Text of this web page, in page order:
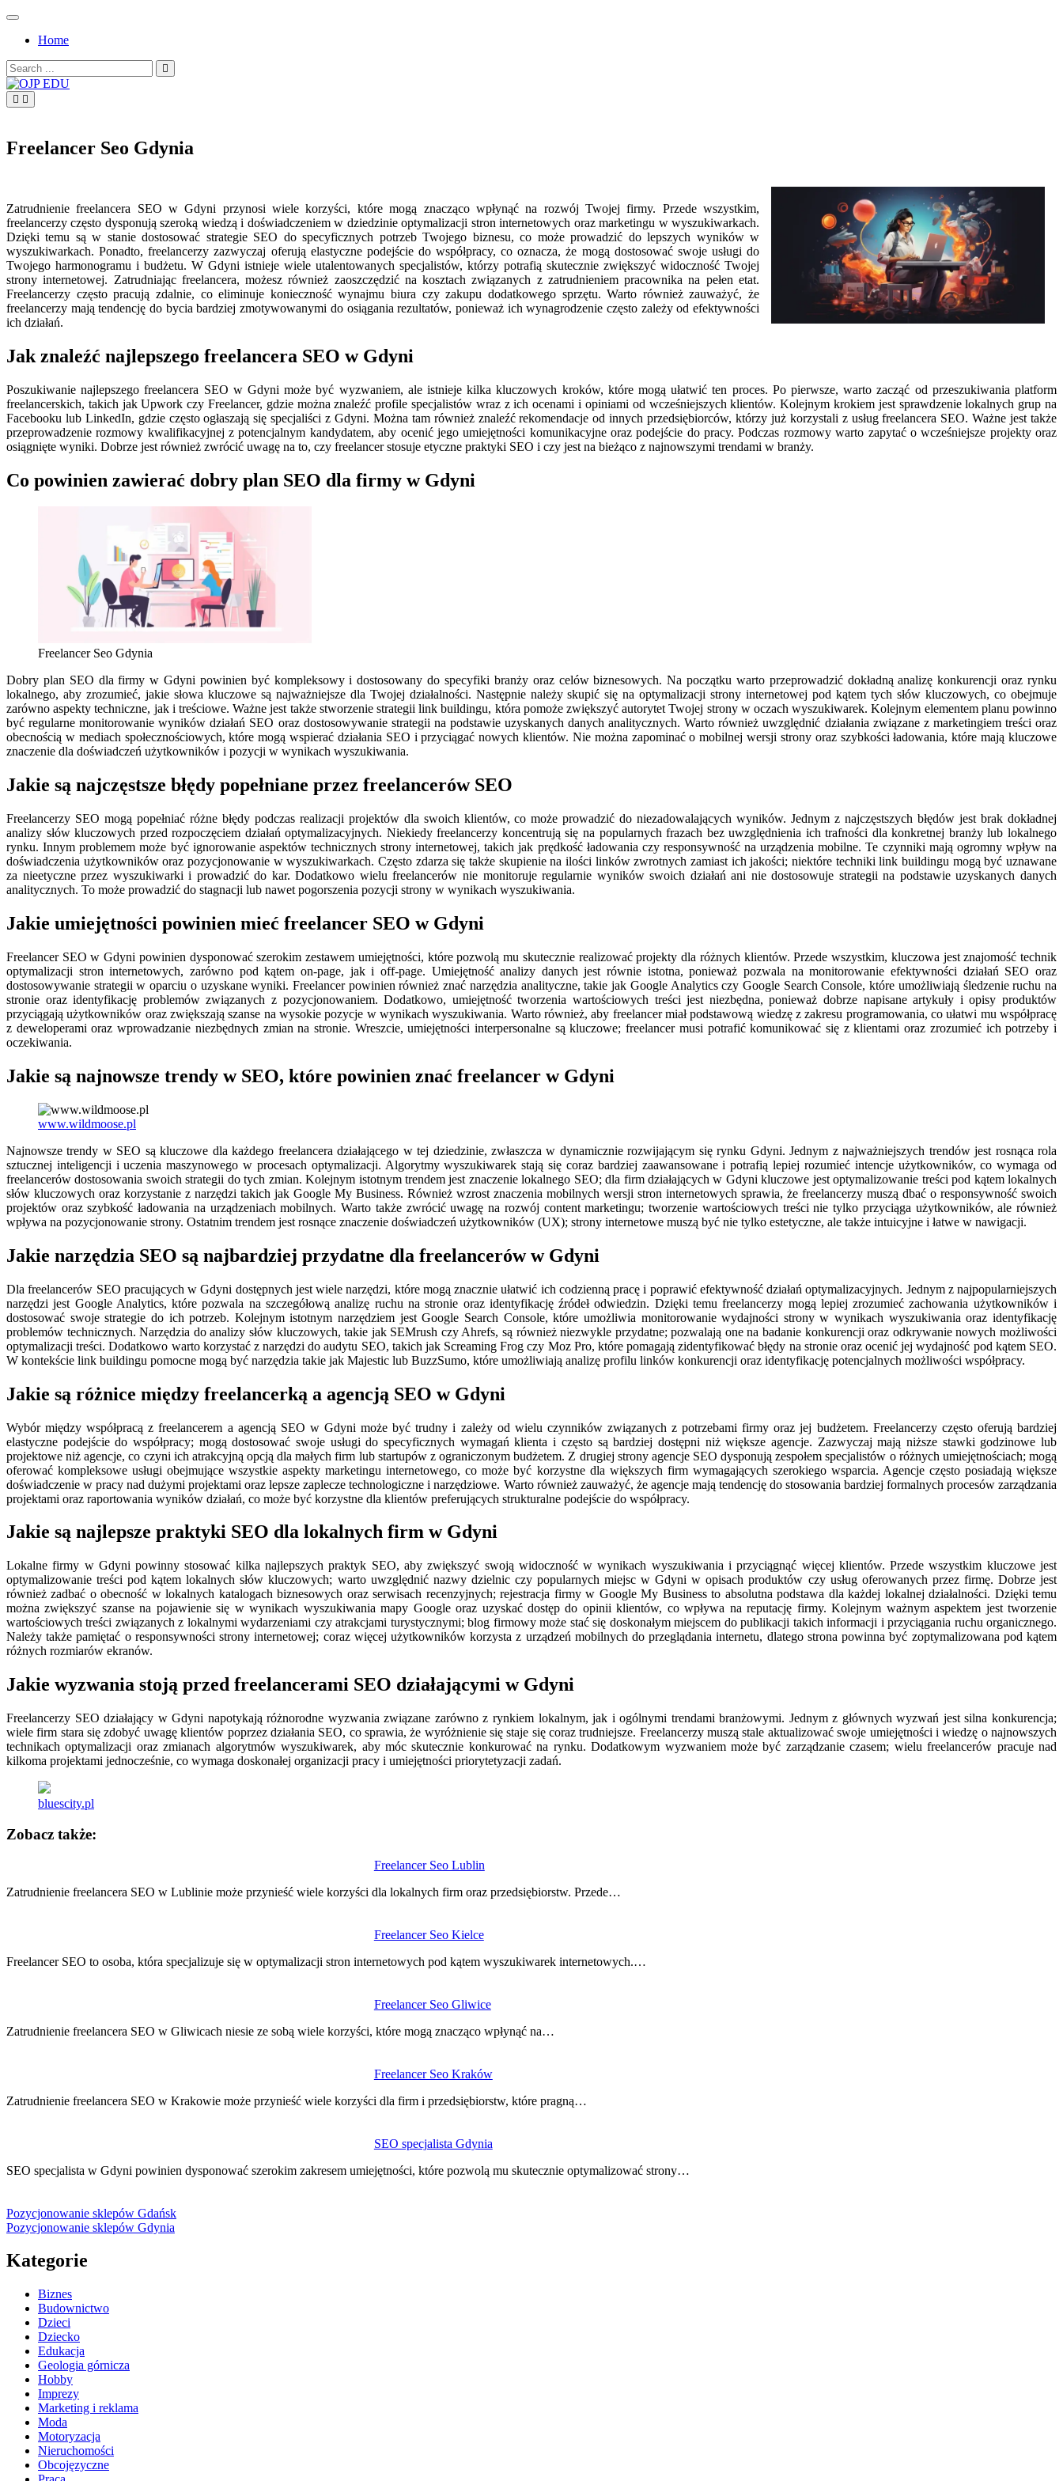
Skip
contentHome
Search
for:
Freelancer Seo Gdynia
Zatrudnienie freelancera SEO w Gdyni przynosi wiele korzyści, które mogą znacząco wpłynąć na rozwój Twojej firmy. Przede wszystkim,
freelancerzy często dysponują szeroką wiedzą i doświadczeniem w dziedzinie optymalizacji stron internetowych oraz marketingu w wyszukiwarkach.
Dzięki temu są w stanie dostosować strategie SEO do specyficznych potrzeb Twojego biznesu, co może prowadzić do lepszych wyników w
wyszukiwarkach. Ponadto, freelancerzy zazwyczaj oferują elastyczne podejście do współpracy, co oznacza, że mogą dostosować swoje usługi do
Twojego harmonogramu i budżetu. W Gdyni istnieje wiele utalentowanych specjalistów, którzy potrafią skutecznie zwiększyć widoczność Twojej
strony internetowej. Zatrudniając freelancera, możesz również zaoszczędzić na kosztach związanych z zatrudnieniem pracownika na pełen etat.
Freelancerzy często pracują zdalnie, co eliminuje konieczność wynajmu biura czy zakupu dodatkowego sprzętu. Warto również zauważyć, że
freelancerzy mają tendencję do bycia bardziej zmotywowanymi do osiągania rezultatów, ponieważ ich wynagrodzenie często zależy od efektywności
ich działań.
Jak znaleźć najlepszego freelancera SEO w Gdyni
Poszukiwanie najlepszego freelancera SEO w Gdyni może być wyzwaniem, ale istnieje kilka kluczowych kroków, które mogą ułatwić ten proces. Po pierwsze, warto zacząć od przeszukiwania platform
freelancerskich, takich jak Upwork czy Freelancer, gdzie można znaleźć profile specjalistów wraz z ich ocenami i opiniami od wcześniejszych klientów. Kolejnym krokiem jest sprawdzenie lokalnych grup na
Facebooku lub LinkedIn, gdzie często ogłaszają się specjaliści z Gdyni. Można tam również znaleźć rekomendacje od innych przedsiębiorców, którzy już korzystali z usług freelancera SEO. Ważne jest także
przeprowadzenie rozmowy kwalifikacyjnej z potencjalnym kandydatem, aby ocenić jego umiejętności komunikacyjne oraz podejście do pracy. Podczas rozmowy warto zapytać o wcześniejsze projekty oraz
osiągnięte wyniki. Dobrze jest również zwrócić uwagę na to, czy freelancer stosuje etyczne praktyki SEO i czy jest na bieżąco z najnowszymi trendami w branży.
Co powinien zawierać dobry plan SEO dla firmy w Gdyni
Freelancer Seo Gdynia
Dobry plan SEO dla firmy w Gdyni powinien być kompleksowy i dostosowany do specyfiki branży oraz celów biznesowych. Na początku warto przeprowadzić dokładną analizę konkurencji oraz rynku
lokalnego, aby zrozumieć, jakie słowa kluczowe są najważniejsze dla Twojej działalności. Następnie należy skupić się na optymalizacji strony internetowej pod kątem tych słów kluczowych, co obejmuje
zarówno aspekty techniczne, jak i treściowe. Ważne jest także stworzenie strategii link buildingu, która pomoże zwiększyć autorytet Twojej strony w oczach wyszukiwarek. Kolejnym elementem planu powinno
być regularne monitorowanie wyników działań SEO oraz dostosowywanie strategii na podstawie uzyskanych danych analitycznych. Warto również uwzględnić działania związane z marketingiem treści oraz
obecnością w mediach społecznościowych, które mogą wspierać działania SEO i przyciągać nowych klientów. Nie można zapominać o mobilnej wersji strony oraz szybkości ładowania, które mają kluczowe
znaczenie dla doświadczeń użytkowników i pozycji w wynikach wyszukiwania.
Jakie są najczęstsze błędy popełniane przez freelancerów SEO
Freelancerzy SEO mogą popełniać różne błędy podczas realizacji projektów dla swoich klientów, co może prowadzić do niezadowalających wyników. Jednym z najczęstszych błędów jest brak dokładnej
analizy słów kluczowych przed rozpoczęciem działań optymalizacyjnych. Niekiedy freelancerzy koncentrują się na popularnych frazach bez uwzględnienia ich trafności dla konkretnej branży lub lokalnego
rynku. Innym problemem może być ignorowanie aspektów technicznych strony internetowej, takich jak prędkość ładowania czy responsywność na urządzenia mobilne. Te czynniki mają ogromny wpływ na
doświadczenia użytkowników oraz pozycjonowanie w wyszukiwarkach. Często zdarza się także skupienie na ilości linków zwrotnych zamiast ich jakości; niektóre techniki link buildingu mogą być uznawane
za nieetyczne przez wyszukiwarki i prowadzić do kar. Dodatkowo wielu freelancerów nie monitoruje regularnie wyników swoich działań ani nie dostosowuje strategii na podstawie uzyskanych danych
analitycznych. To może prowadzić do stagnacji lub nawet pogorszenia pozycji strony w wynikach wyszukiwania.
Jakie umiejętności powinien mieć freelancer SEO w Gdyni
Freelancer SEO w Gdyni powinien dysponować szerokim zestawem umiejętności, które pozwolą mu skutecznie realizować projekty dla różnych klientów. Przede wszystkim, kluczowa jest znajomość technik
optymalizacji stron internetowych, zarówno pod kątem on-page, jak i off-page. Umiejętność analizy danych jest równie istotna, ponieważ pozwala na monitorowanie efektywności działań SEO oraz
dostosowywanie strategii w oparciu o uzyskane wyniki. Freelancer powinien również znać narzędzia analityczne, takie jak Google Analytics czy Google Search Console, które umożliwiają śledzenie ruchu na
stronie oraz identyfikację problemów związanych z pozycjonowaniem. Dodatkowo, umiejętność tworzenia wartościowych treści jest niezbędna, ponieważ dobrze napisane artykuły i opisy produktów
przyciągają użytkowników oraz zwiększają szanse na wysokie pozycje w wynikach wyszukiwania. Warto również, aby freelancer miał podstawową wiedzę z zakresu programowania, co ułatwi mu współpracę
z deweloperami oraz wprowadzanie niezbędnych zmian na stronie. Wreszcie, umiejętności interpersonalne są kluczowe; freelancer musi potrafić komunikować się z klientami oraz zrozumieć ich potrzeby i
oczekiwania.
Jakie są najnowsze trendy w SEO, które powinien znać freelancer w Gdyni
www.wildmoose.pl
Najnowsze trendy w SEO są kluczowe dla każdego freelancera działającego w tej dziedzinie, zwłaszcza w dynamicznie rozwijającym się rynku Gdyni. Jednym z najważniejszych trendów jest rosnąca rola
sztucznej inteligencji i uczenia maszynowego w procesach optymalizacji. Algorytmy wyszukiwarek stają się coraz bardziej zaawansowane i potrafią lepiej rozumieć intencje użytkowników, co wymaga od
freelancerów dostosowania swoich strategii do tych zmian. Kolejnym istotnym trendem jest znaczenie lokalnego SEO; dla firm działających w Gdyni kluczowe jest optymalizowanie treści pod kątem lokalnych
słów kluczowych oraz korzystanie z narzędzi takich jak Google My Business. Również wzrost znaczenia mobilnych wersji stron internetowych sprawia, że freelancerzy muszą dbać o responsywność swoich
projektów oraz szybkość ładowania na urządzeniach mobilnych. Warto także zwrócić uwagę na rozwój content marketingu; tworzenie wartościowych treści nie tylko przyciąga użytkowników, ale również
wpływa na pozycjonowanie strony. Ostatnim trendem jest rosnące znaczenie doświadczeń użytkowników (UX); strony internetowe muszą być nie tylko estetyczne, ale także intuicyjne i łatwe w nawigacji.
Jakie narzędzia SEO są najbardziej przydatne dla freelancerów w Gdyni
Dla freelancerów SEO pracujących w Gdyni dostępnych jest wiele narzędzi, które mogą znacznie ułatwić ich codzienną pracę i poprawić efektywność działań optymalizacyjnych. Jednym z najpopularniejszych
narzędzi jest Google Analytics, które pozwala na szczegółową analizę ruchu na stronie oraz identyfikację źródeł odwiedzin. Dzięki temu freelancerzy mogą lepiej zrozumieć zachowania użytkowników i
dostosować swoje strategie do ich potrzeb. Kolejnym istotnym narzędziem jest Google Search Console, które umożliwia monitorowanie wydajności strony w wynikach wyszukiwania oraz identyfikację
problemów technicznych. Narzędzia do analizy słów kluczowych, takie jak SEMrush czy Ahrefs, są również niezwykle przydatne; pozwalają one na badanie konkurencji oraz odkrywanie nowych możliwości
optymalizacji treści. Dodatkowo warto korzystać z narzędzi do audytu SEO, takich jak Screaming Frog czy Moz Pro, które pomagają zidentyfikować błędy na stronie oraz ocenić jej wydajność pod kątem SEO.
W kontekście link buildingu pomocne mogą być narzędzia takie jak Majestic lub BuzzSumo, które umożliwiają analizę profilu linków konkurencji oraz identyfikację potencjalnych możliwości współpracy.
Jakie są różnice między freelancerką a agencją SEO w Gdyni
Wybór między współpracą z freelancerem a agencją SEO w Gdyni może być trudny i zależy od wielu czynników związanych z potrzebami firmy oraz jej budżetem. Freelancerzy często oferują bardziej
elastyczne podejście do współpracy; mogą dostosować swoje usługi do specyficznych wymagań klienta i często są bardziej dostępni niż większe agencje. Zazwyczaj mają niższe stawki godzinowe lub
projektowe niż agencje, co czyni ich atrakcyjną opcją dla małych firm lub startupów z ograniczonym budżetem. Z drugiej strony agencje SEO dysponują zespołem specjalistów o różnych umiejętnościach; mogą
oferować kompleksowe usługi obejmujące wszystkie aspekty marketingu internetowego, co może być korzystne dla większych firm wymagających szerokiego wsparcia. Agencje często posiadają większe
doświadczenie w pracy nad dużymi projektami oraz lepsze zaplecze technologiczne i narzędziowe. Warto również zauważyć, że agencje mają tendencję do stosowania bardziej formalnych procesów zarządzania
projektami oraz raportowania wyników działań, co może być korzystne dla klientów preferujących strukturalne podejście do współpracy.
Jakie są najlepsze praktyki SEO dla lokalnych firm w Gdyni
Lokalne firmy w Gdyni powinny stosować kilka najlepszych praktyk SEO, aby zwiększyć swoją widoczność w wynikach wyszukiwania i przyciągnąć więcej klientów. Przede wszystkim kluczowe jest
optymalizowanie treści pod kątem lokalnych słów kluczowych; warto uwzględnić nazwy dzielnic czy popularnych miejsc w Gdyni w opisach produktów czy usług oferowanych przez firmę. Dobrze jest
również zadbać o obecność w lokalnych katalogach biznesowych oraz serwisach recenzyjnych; rejestracja firmy w Google My Business to absolutna podstawa dla każdej lokalnej działalności. Dzięki temu
można zwiększyć szanse na pojawienie się w wynikach wyszukiwania mapy Google oraz uzyskać dostęp do opinii klientów, co wpływa na reputację firmy. Kolejnym ważnym aspektem jest tworzenie
wartościowych treści związanych z lokalnymi wydarzeniami czy atrakcjami turystycznymi; blog firmowy może stać się doskonałym miejscem do publikacji takich informacji i przyciągania ruchu organicznego.
Należy także pamiętać o responsywności strony internetowej; coraz więcej użytkowników korzysta z urządzeń mobilnych do przeglądania internetu, dlatego strona powinna być zoptymalizowana pod kątem
różnych rozmiarów ekranów.
Jakie wyzwania stoją przed freelancerami SEO działającymi w Gdyni
Freelancerzy SEO działający w Gdyni napotykają różnorodne wyzwania związane zarówno z rynkiem lokalnym, jak i ogólnymi trendami branżowymi. Jednym z głównych wyzwań jest silna konkurencja;
wiele firm stara się zdobyć uwagę klientów poprzez działania SEO, co sprawia, że wyróżnienie się staje się coraz trudniejsze. Freelancerzy muszą stale aktualizować swoje umiejętności i wiedzę o najnowszych
technikach optymalizacji oraz zmianach algorytmów wyszukiwarek, aby móc skutecznie konkurować na rynku. Dodatkowym wyzwaniem może być zarządzanie czasem; wielu freelancerów pracuje nad
kilkoma projektami jednocześnie, co wymaga doskonałej organizacji pracy i umiejętności priorytetyzacji zadań.
bluescity.pl
Zobacz także:
Freelancer Seo Lublin
Zatrudnienie freelancera SEO w Lublinie może przynieść wiele korzyści dla lokalnych firm oraz przedsiębiorstw. Przede…
Freelancer Seo Kielce
Freelancer SEO to osoba, która specjalizuje się w optymalizacji stron internetowych pod kątem wyszukiwarek internetowych.…
Freelancer Seo Gliwice
Zatrudnienie freelancera SEO w Gliwicach niesie ze sobą wiele korzyści, które mogą znacząco wpłynąć na…
Freelancer Seo Kraków
Zatrudnienie freelancera SEO w Krakowie może przynieść wiele korzyści dla firm i przedsiębiorstw, które pragną…
SEO specjalista Gdynia
SEO specjalista w Gdyni powinien dysponować szerokim zakresem umiejętności, które pozwolą mu skutecznie optymalizować strony…
wpisu
Pozycjonowanie sklepów Gdańsk
Pozycjonowanie sklepów Gdynia
Kategorie
Biznes
Budownictwo
Dzieci
Dziecko
Edukacja
Geologia górnicza
Hobby
Imprezy
Marketing i reklama
Moda
Motoryzacja
Nieruchomości
Obcojęzyczne